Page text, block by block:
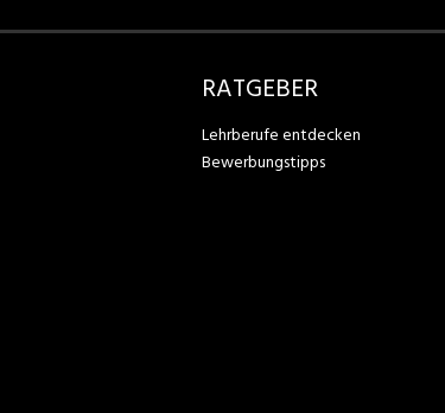
RATGEBER
Lehrberufe entdecken
Bewerbungstipps